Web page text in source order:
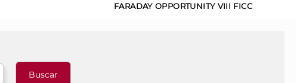
FARADAY OPPORTUNITY VIII FICC